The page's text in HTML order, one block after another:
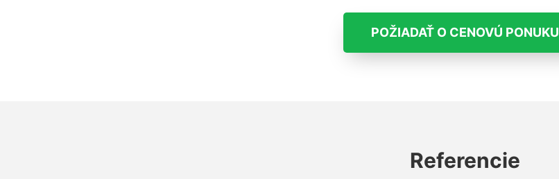
POŽIADAŤ O CENOVÚ PONUKU
Referencie